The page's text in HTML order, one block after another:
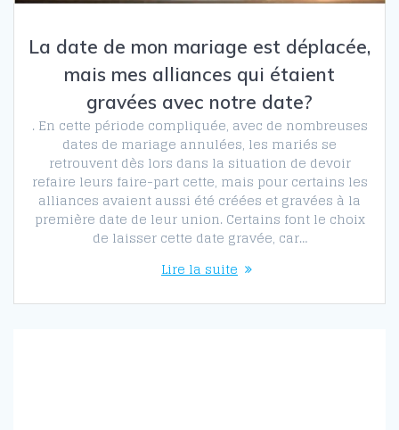
La date de mon mariage est déplacée,
mais mes alliances qui étaient
gravées avec notre date?
. En cette période compliquée, avec de nombreuses
dates de mariage annulées, les mariés se
retrouvent dès lors dans la situation de devoir
refaire leurs faire-part cette, mais pour certains les
alliances avaient aussi été créées et gravées à la
première date de leur union. Certains font le choix
de laisser cette date gravée, car…
Lire la suite